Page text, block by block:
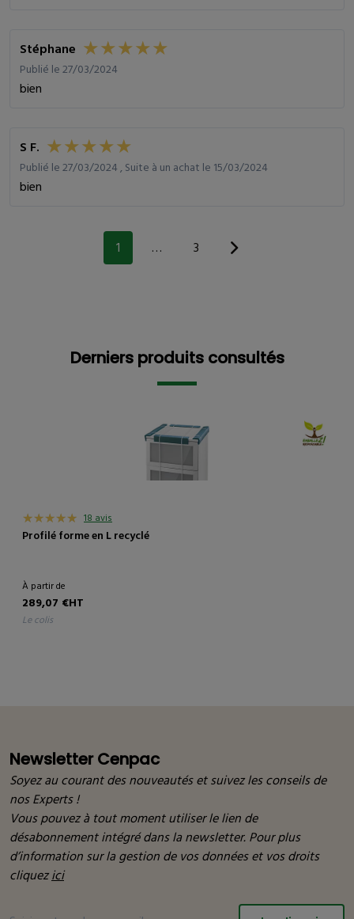
Stéphane
Publié le 27/03/2024
bien
S F.
Publié le 27/03/2024 , Suite à un achat le 15/03/2024
bien
1 … 3
Derniers produits consultés
18 avis
Profilé forme en L recyclé
À partir de
289,07 €HT
le colis
Newsletter Cenpac
Soyez au courant des nouveautés et suivez les conseils de
nos Experts !
Vous pouvez à tout moment utiliser le lien de
désabonnement intégré dans la newsletter. Pour plus
d’information sur la gestion de vos données et vos droits
cliquezici